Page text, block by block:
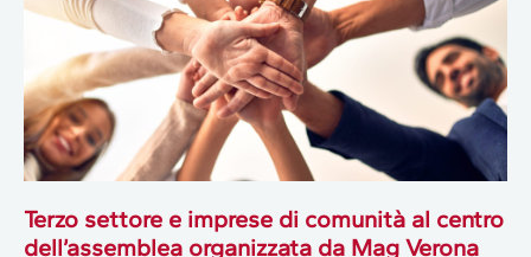
Terzo settore e imprese di comunità al centro
dell’assemblea organizzata da Mag Verona